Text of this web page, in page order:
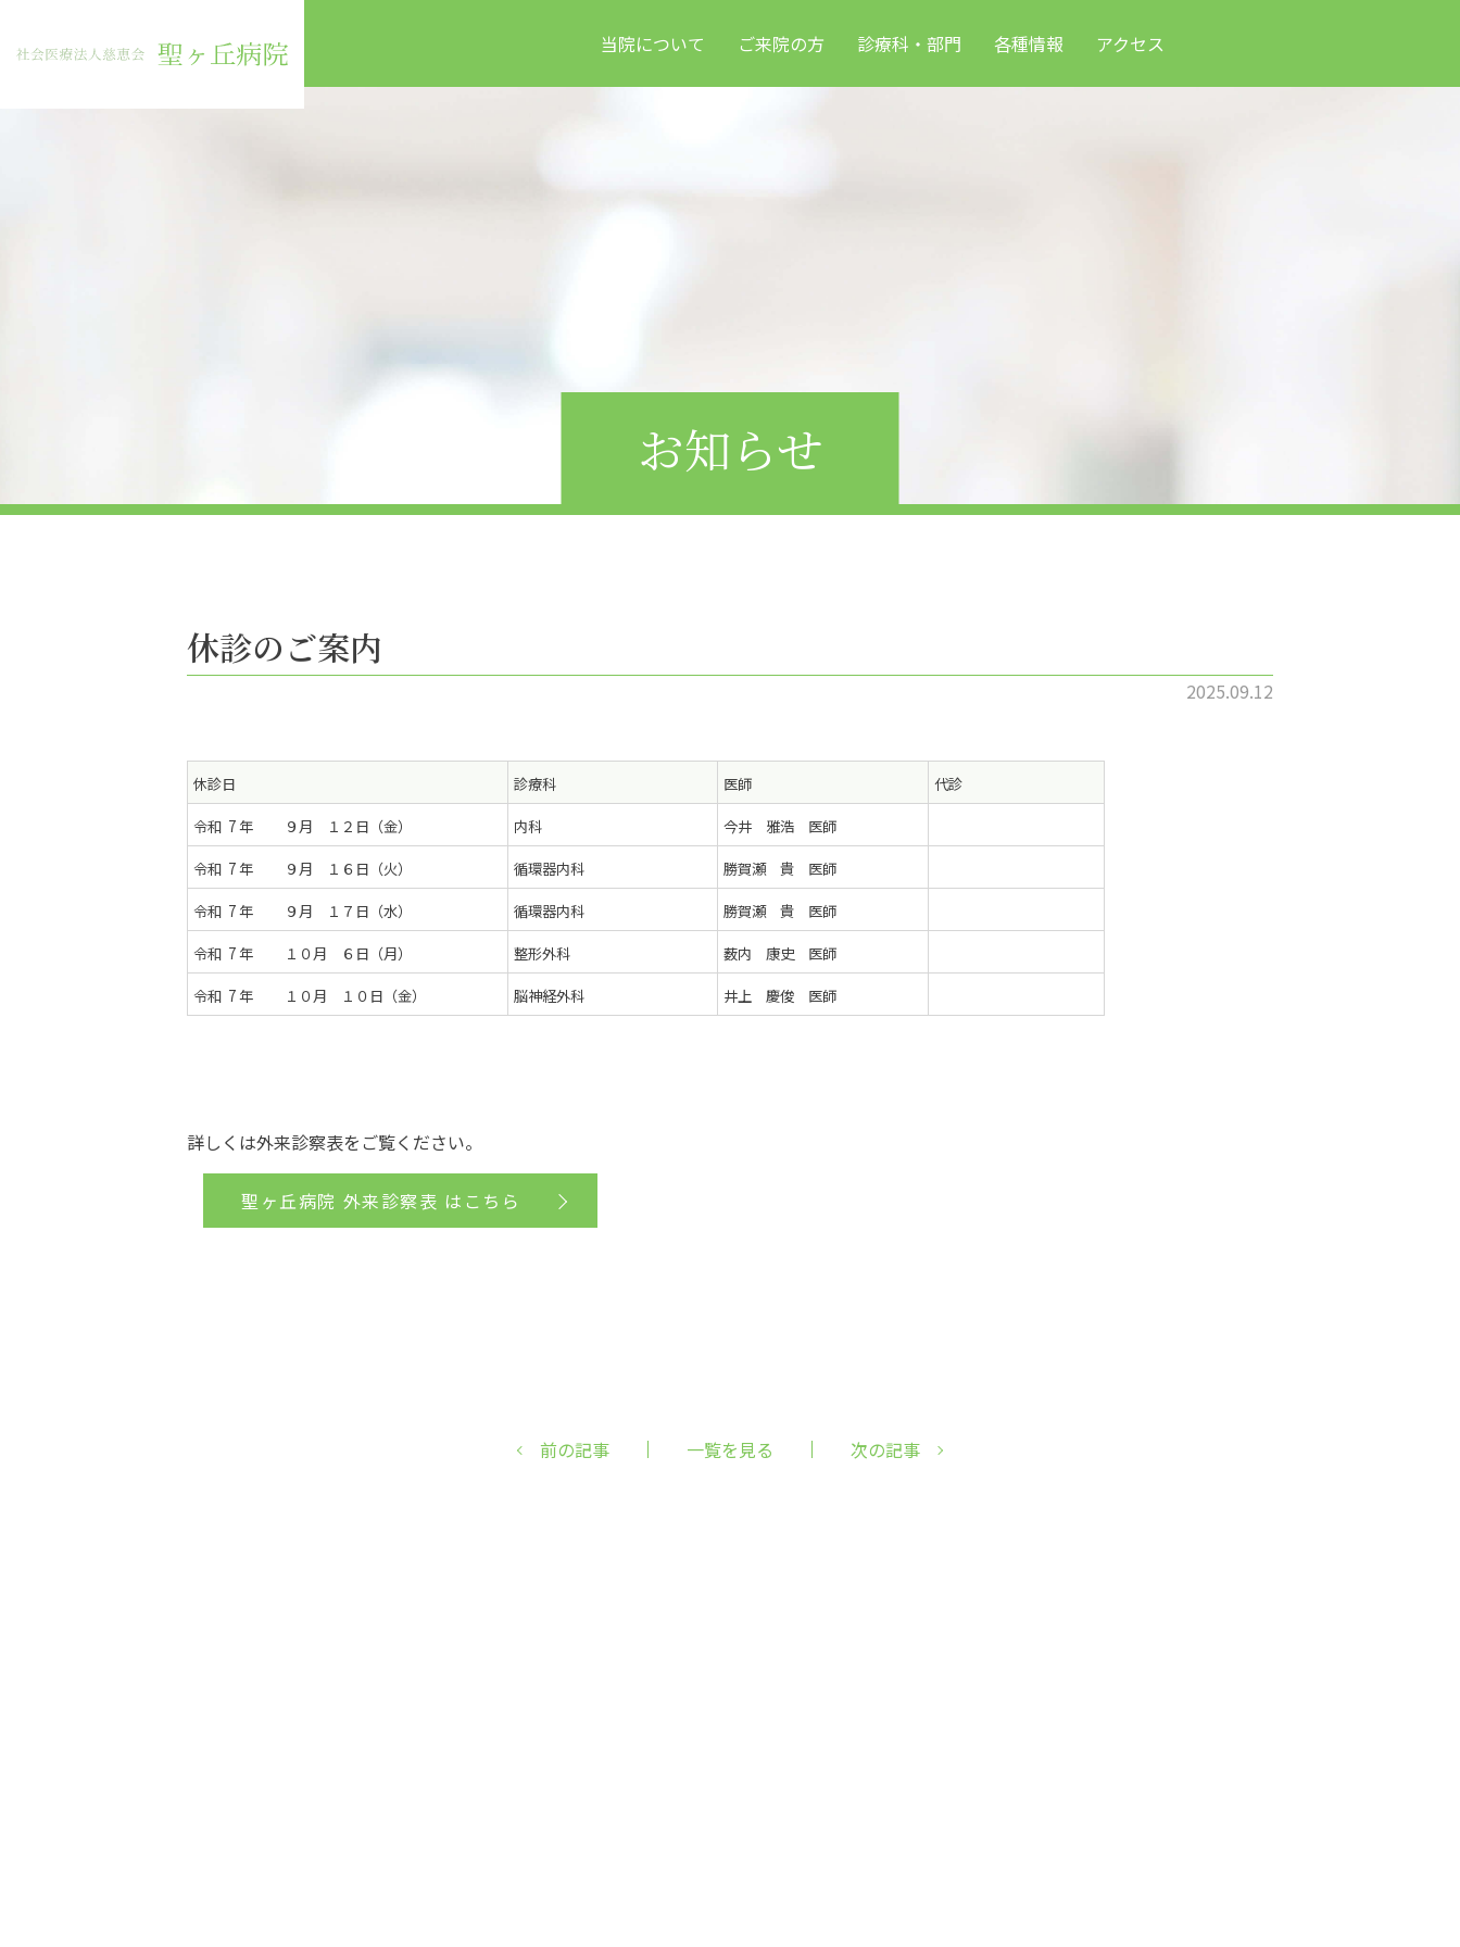
当院について ご来院の方 診療科・部門 各種情報 アクセス
お知らせ
休診のご案内
2025.09.12
休診日 診療科 医師 代診
令和 7 年 ９月 １２日（金） 内科 今井 雅浩 医師
令和 7 年 ９月 １６日（火） 循環器内科 勝賀瀬 貴 医師
令和 7 年 ９月 １７日（水） 循環器内科 勝賀瀬 貴 医師
令和 7 年 １０月 ６日（月） 整形外科 薮内 康史 医師
令和 7 年 １０月 １０日（金） 脳神経外科 井上 慶俊 医師
詳しくは外来診察表をご覧ください。
聖ヶ丘病院 外来診察表 はこちら
前の記事 一覧を見る 次の記事